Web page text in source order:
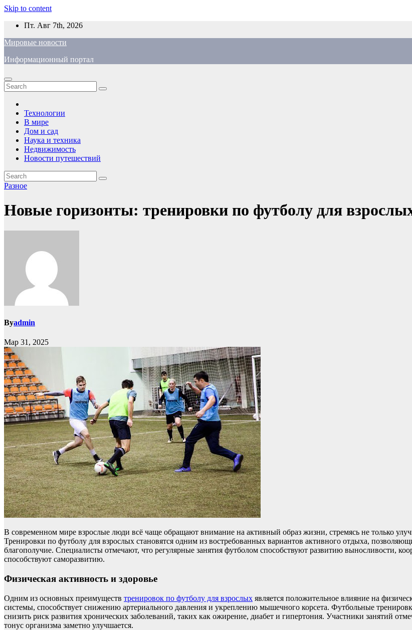
Skip to content
Пт. Авг 7th, 2026
Мировые новости
Информационный портал
Технологии
В мире
Дом и сад
Наука и техника
Недвижимость
Новости путешествий
Разное
Новые горизонты: тренировки по футболу для
Byadmin
Мар 31, 2025
В современном мире взрослые люди всё чаще обращают внимание на активный образ жизни, стремясь не только
Тренировки по футболу для взрослых становятся одним из востребованных вариантов активного отдыха,
благополучие. Специалисты отмечают, что регулярные занятия футболом способствуют развитию выносливости,
способствуют саморазвитию.
Физическая активность и здоровье
Одним из основных преимуществ тренировок по футболу для взрослых является положительное влияние на
системы, способствует снижению артериального давления и укреплению мышечного корсета. Футбольные
снизить риск развития хронических заболеваний, таких как ожирение, диабет и гипертония. Участники занятий
тонус организма заметно улучшается.